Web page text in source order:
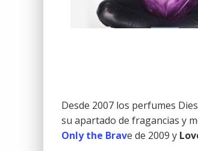
Desde 2007 los perfumes
su apartado de fragancias y
Only the Brave de 2009 y